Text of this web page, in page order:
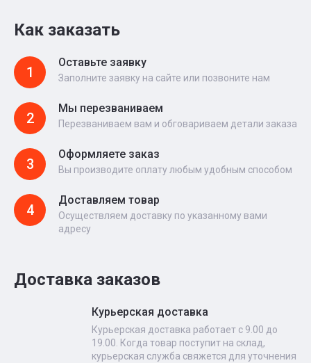
Как заказать
1
Оставьте заявку
Заполните заявку на сайте или позвоните нам
2
Мы перезваниваем
Перезваниваем вам и обговариваем детали заказа
3
Оформляете заказ
Вы производите оплату любым удобным способом
4
Доставляем товар
Осуществляем доставку по указанному вами
адресу
Доставка заказов
Курьерская доставка
Курьерская доставка работает с 9.00 до
19.00. Когда товар поступит на склад,
курьерская служба свяжется для уточнения